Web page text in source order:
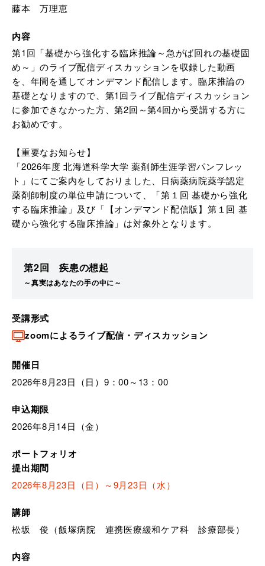
藤本 万理恵
内容
第1回「基礎から強化する臨床推論～急がば回れの基礎固
め～」のライブ配信ディスカッションを収録した動画
を、年間を通してオンデマンド配信します。臨床推論の
基礎となりますので、第1回ライブ配信ディスカッション
に参加できなかった方、第2回～第4回から受講する方に
お勧めです。
【重要なお知らせ】
「2026年度 北海道科学大学 薬剤師生涯学習パンフレッ
ト」にてご案内をしておりました、日病薬病院薬学認定
薬剤師制度の単位申請について、「第１回 基礎から強化
する臨床推論」及び「【オンデマンド配信版】第１回 基
礎から強化する臨床推論」は対象外となります。
第2回 疾患の想起
～真実はあなたの手の中に～
受講形式
zoomによるライブ配信・ディスカッション
開催日
2026年8月23日（日）9：00～13：00
申込期限
2026年8月14日（金）
ポートフォリオ
提出期間
2026年8月23日（日）～9月23日（水）
講師
松坂 俊（飯塚病院 連携医療緩和ケア科 診療部長）
内容